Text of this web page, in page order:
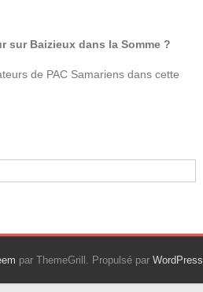
sur Baizieux dans la Somme ?
de PAC Samariens dans cette
par ThemeGrill. Propulsé par WordPress